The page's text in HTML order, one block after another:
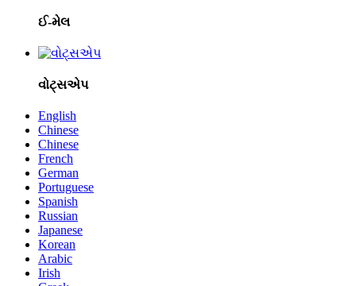
ઈ-મેલ
વોટ્સએપ
English
Chinese
Chinese
French
German
Portuguese
Spanish
Russian
Japanese
Korean
Arabic
Irish